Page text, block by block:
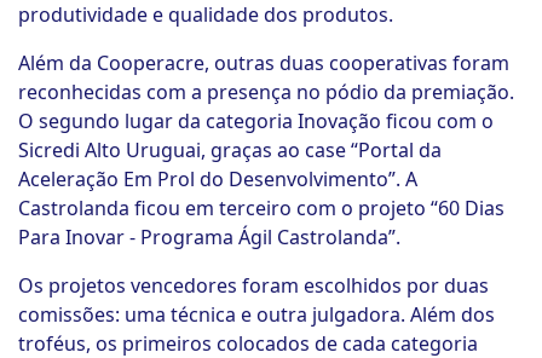
produtividade e qualidade dos produtos.
Além da Cooperacre, outras duas cooperativas foram
reconhecidas com a presença no pódio da premiação.
O segundo lugar da categoria Inovação ficou com o
Sicredi Alto Uruguai, graças ao case “Portal da
Aceleração Em Prol do Desenvolvimento”. A
Castrolanda ficou em terceiro com o projeto “60 Dias
Para Inovar - Programa Ágil Castrolanda”.
Os projetos vencedores foram escolhidos por duas
comissões: uma técnica e outra julgadora. Além dos
troféus, os primeiros colocados de cada categoria